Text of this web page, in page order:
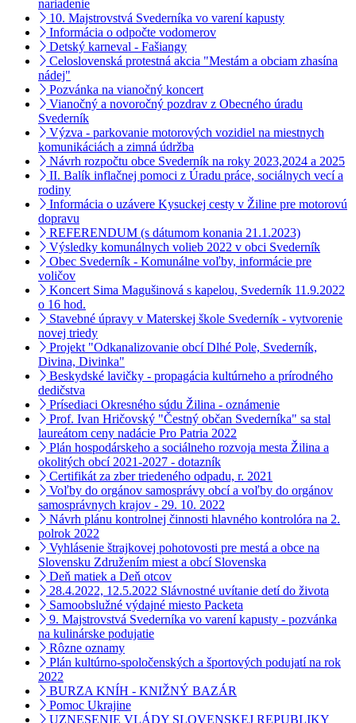
nariadenie
10. Majstrovstvá Svederníka vo varení kapusty
Informácia o odpočte vodomerov
Detský karneval - Fašiangy
Celoslovenská protestná akcia "Mestám a obciam zhasína
nádej"
Pozvánka na vianočný koncert
Vianočný a novoročný pozdrav z Obecného úradu
Svederník
Výzva - parkovanie motorových vozidiel na miestnych
komunikáciách a zimná údržba
Návrh rozpočtu obce Svederník na roky 2023,2024 a 2025
II. Balík inflačnej pomoci z Úradu práce, sociálnych vecí a
rodiny
Informácia o uzávere Kysuckej cesty v Žiline pre motorovú
dopravu
REFERENDUM (s dátumom konania 21.1.2023)
Výsledky komunálnych volieb 2022 v obci Svederník
Obec Svederník - Komunálne voľby, informácie pre
voličov
Koncert Sima Magušinová s kapelou, Svederník 11.9.2022
o 16 hod.
Stavebné úpravy v Materskej škole Svederník - vytvorenie
novej triedy
Projekt "Odkanalizovanie obcí Dlhé Pole, Svederník,
Divina, Divinka"
Beskydské lavičky - propagácia kultúrneho a prírodného
dedičstva
Prísediaci Okresného súdu Žilina - oznámenie
Prof. Ivan Hričovský "Čestný občan Svederníka" sa stal
laureátom ceny nadácie Pro Patria 2022
Plán hospodárskeho a sociálneho rozvoja mesta Žilina a
okolitých obcí 2021-2027 - dotazník
Certifikát za zber triedeného odpadu, r. 2021
Voľby do orgánov samosprávy obcí a voľby do orgánov
samosprávnych krajov - 29. 10. 2022
Návrh plánu kontrolnej činnosti hlavného kontrolóra na 2.
polrok 2022
Vyhlásenie štrajkovej pohotovosti pre mestá a obce na
Slovensku Združením miest a obcí Slovenska
Deň matiek a Deň otcov
28.4.2022, 12.5.2022 Slávnostné uvítanie detí do života
Samoobslužné výdajné miesto Packeta
9. Majstrovstvá Svederníka vo varení kapusty - pozvánka
na kulinárske podujatie
Rôzne oznamy
Plán kultúrno-spoločenských a športových podujatí na rok
2022
BURZA KNÍH - KNIŽNÝ BAZÁR
Pomoc Ukrajine
UZNESENIE VLÁDY SLOVENSKEJ REPUBLIKY